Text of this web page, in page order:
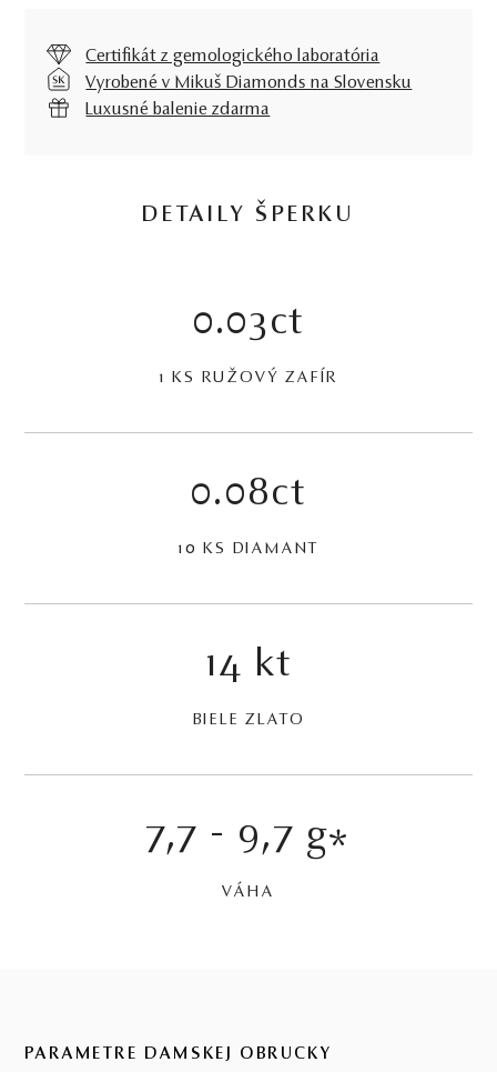
Certifikát z gemologického laboratória
Vyrobené v Mikuš Diamonds na Slovensku
Luxusné balenie zdarma
DETAILY ŠPERKU
0.03ct
1 KS RUŽOVÝ ZAFÍR
0.08ct
10 KS DIAMANT
14 kt
BIELE ZLATO
7,7 - 9,7 g*
VÁHA
PARAMETRE DÁMSKEJ OBRÚČKY